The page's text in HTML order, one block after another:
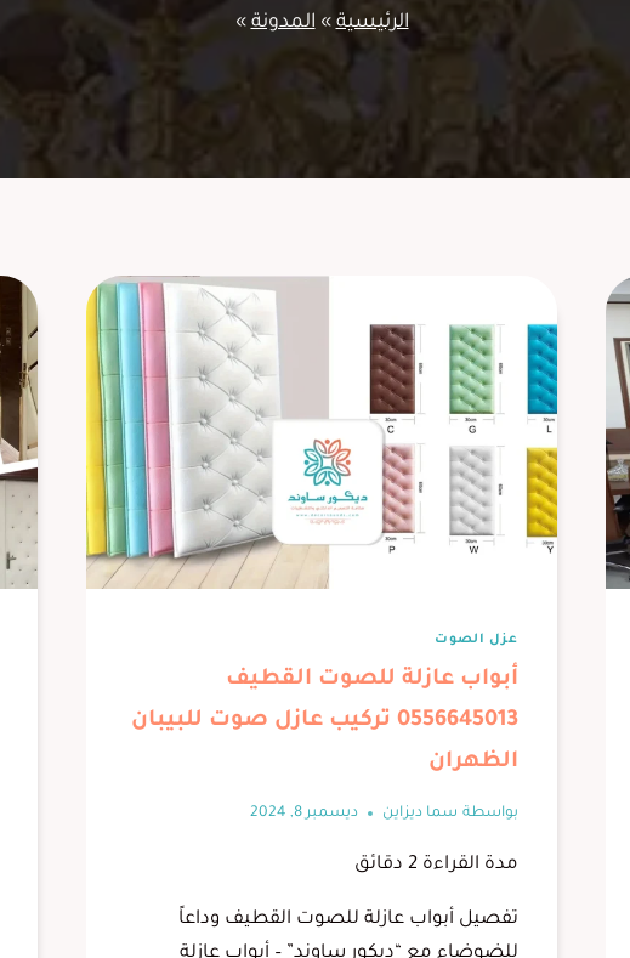
الرئيسية»المدونة»
عزل الصوت
أبواب عازلة للصوت القطيف
0556645013 تركيب عازل صوت للبيبان
الظهران
بواسطة سما ديزاين ديسمبر 8, 2024
مدة القراءة 2 دقائق
تفصيل أبواب عازلة للصوت القطيف وداعاً
للضوضاء مع “ديكور ساوند” – أبواب عازلة